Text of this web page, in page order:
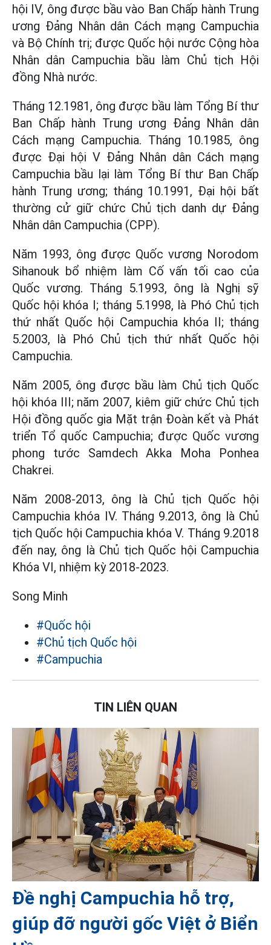
hội IV, ông được bầu vào Ban Chấp hành Trung
ương Đảng Nhân dân Cách mạng Campuchia
và Bộ Chính trị; được Quốc hội nước Cộng hòa
Nhân dân Campuchia bầu làm Chủ tịch Hội
đồng Nhà nước.
Tháng 12.1981, ông được bầu làm Tổng Bí thư
Ban Chấp hành Trung ương Đảng Nhân dân
Cách mạng Campuchia. Tháng 10.1985, ông
được Đại hội V Đảng Nhân dân Cách mạng
Campuchia bầu lại làm Tổng Bí thư Ban Chấp
hành Trung ương; tháng 10.1991, Đại hội bất
thường cử giữ chức Chủ tịch danh dự Đảng
Nhân dân Campuchia (CPP).
Năm 1993, ông được Quốc vương Norodom
Sihanouk bổ nhiệm làm Cố vấn tối cao của
Quốc vương. Tháng 5.1993, ông là Nghị sỹ
Quốc hội khóa I; tháng 5.1998, là Phó Chủ tịch
thứ nhất Quốc hội Campuchia khóa II; tháng
5.2003, là Phó Chủ tịch thứ nhất Quốc hội
Campuchia.
Năm 2005, ông được bầu làm Chủ tịch Quốc
hội khóa III; năm 2007, kiêm giữ chức Chủ tịch
Hội đồng quốc gia Mặt trận Đoàn kết và Phát
triển Tổ quốc Campuchia; được Quốc vương
phong tước Samdech Akka Moha Ponhea
Chakrei.
Năm 2008-2013, ông là Chủ tịch Quốc hội
Campuchia khóa IV. Tháng 9.2013, ông là Chủ
tịch Quốc hội Campuchia khóa V. Tháng 9.2018
đến nay, ông là Chủ tịch Quốc hội Campuchia
Khóa VI, nhiệm kỳ 2018-2023.
Song Minh
#Quốc hội
#Chủ tịch Quốc hội
#Campuchia
TIN LIÊN QUAN
Đề nghị Campuchia hỗ trợ,
giúp đỡ người gốc Việt ở Biển